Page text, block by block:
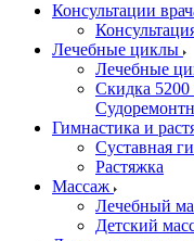
Консультации
Лечебные циклы
Лечебные
Скидка 5200
Гимнастика и
Суставная
Растяжка
Массаж
Лечебный
Детский